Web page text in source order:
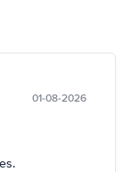
01-08-2026